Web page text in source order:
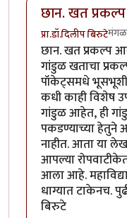
छान. खत
प्रा.डॉ.दिलीप बिरुटे
छान. खत प्रकल्प
गांडुळ खताचा
पॉकेट्समधे
कधी काही विशेष
गांडुळ आहेत, ही
पकडण्याच्या हेतुने
नाहीत. आता या
आपल्या
आला आहे.
धाग्यात टाकेनच.
बिरुटे